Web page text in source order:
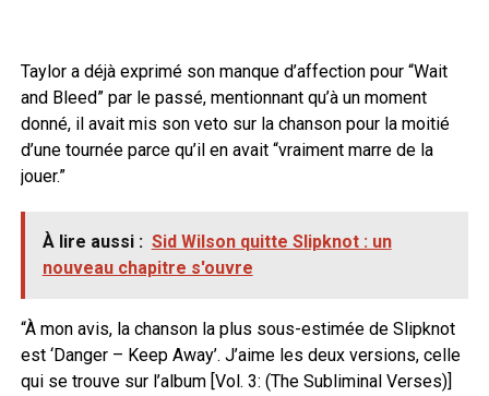
Taylor a déjà exprimé son manque d’affection pour “Wait
and Bleed” par le passé, mentionnant qu’à un moment
donné, il avait mis son veto sur la chanson pour la moitié
d’une tournée parce qu’il en avait “vraiment marre de la
jouer.”
À lire aussi : Sid Wilson quitte Slipknot : un
nouveau chapitre s'ouvre
“À mon avis, la chanson la plus sous-estimée de Slipknot
est ‘Danger – Keep Away’. J’aime les deux versions, celle
qui se trouve sur l’album [Vol. 3: (The Subliminal Verses)]